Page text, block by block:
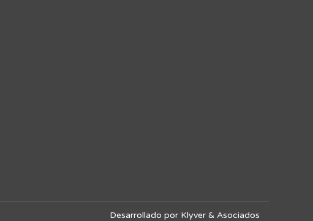
Desarrollado por Klyver & Asociados